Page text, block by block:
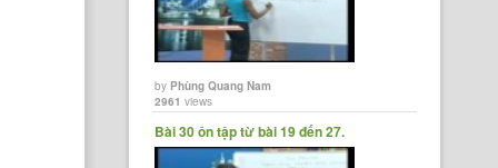
byPhùng Quang Nam
2961 views
Bài 30 ôn tập từ bài 19 đến 27.